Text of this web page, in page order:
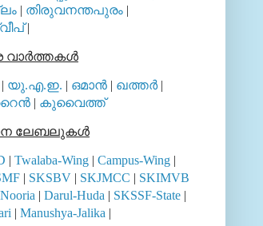
| തിരുവനന്തപുരം |
|
വാര്‍ത്തകള്‍
യു.എ.ഇ. | ഒമാന്‍ | ഖത്തര്‍|
| കുവൈത്ത്
ലേബലുകള്‍
| Twalaba-Wing | Campus-Wing |
| SKSBV | SKJMCC | SKIMVB
| Darul-Huda | SKSSF-State |
| Manushya-Jalika |